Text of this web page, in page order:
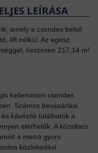
LEÍRÁSA
amely a csendes belső
lift nélkül. Az egész
összesen 217,14 m²
kellemesen csendes
Számos bevásárlási
kávézók találhatók a
elérhetők. A közelben
a metró gyors
közlekedési